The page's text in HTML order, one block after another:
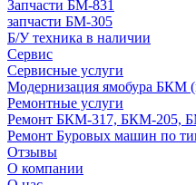
Запчасти БМ-831
запчасти БМ-305
Б/У техника в наличии
Сервис
Сервисные услуги
Модернизация ямобура БКМ
Ремонтные услуги
Ремонт БКМ-317, БКМ-205,
Ремонт Буровых машин по
Отзывы
О компании